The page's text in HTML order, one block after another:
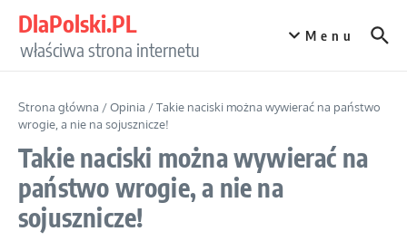
DlaPolski.PL
właściwa strona internetu
Menu
Strona główna /Opinia /Takie naciski można wywierać na państwo
wrogie, a nie na sojusznicze!
Takie naciski można wywierać na
państwo wrogie, a nie na
sojusznicze!